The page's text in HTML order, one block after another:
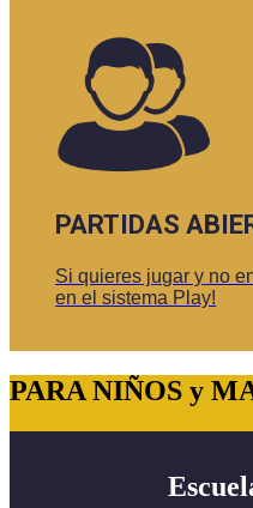
PARTIDAS
Si quieres jugar y no
en el sistema Play!
PARA NIÑOS y